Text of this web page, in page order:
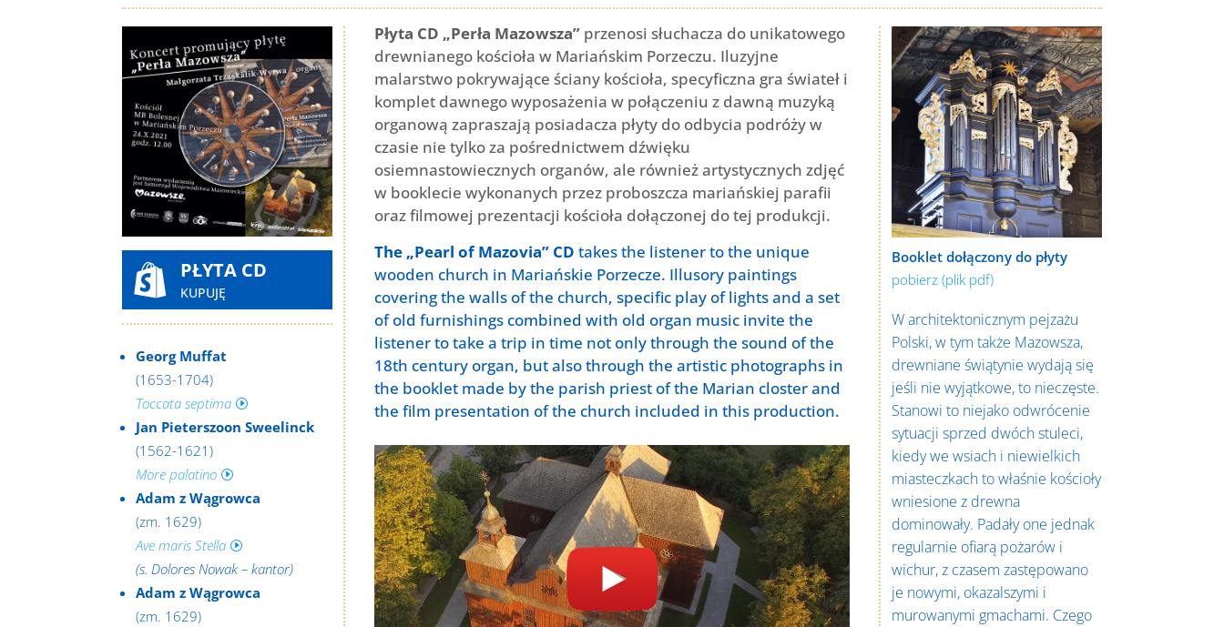
 PŁYTA CD
KUPUJĘ
Georg Muffat
(1653-1704)
Toccata septima I
Jan Pieterszoon Sweelinck
(1562-1621)
More palatino I
Adam z Wągrowca
(zm. 1629)
Ave maris Stella I
(s. Dolores Nowak – kantor)
Adam z Wągrowca
(zm. 1629)
Płyta CD „Perła Mazowsza” przenosi słuchacza do unikatowego
drewnianego kościoła w Mariańskim Porzeczu. Iluzyjne
malarstwo pokrywające ściany kościoła, specyficzna gra świateł i
komplet dawnego wyposażenia w połączeniu z dawną muzyką
organową zapraszają posiadacza płyty do odbycia podróży w
czasie nie tylko za pośrednictwem dźwięku
osiemnastowiecznych organów, ale również artystycznych zdjęć
w booklecie wykonanych przez proboszcza mariańskiej parafii
oraz filmowej prezentacji kościoła dołączonej do tej produkcji.
The „Pearl of Mazovia” CD takes the listener to the unique
wooden church in Mariańskie Porzecze. Illusory paintings
covering the walls of the church, specific play of lights and a set
of old furnishings combined with old organ music invite the
listener to take a trip in time not only through the sound of the
18th century organ, but also through the artistic photographs in
the booklet made by the parish priest of the Marian closter and
the film presentation of the church included in this production.
Booklet dołączony do płyty
pobierz (plik pdf)
W architektonicznym pejzażu
Polski, w tym także Mazowsza,
drewniane świątynie wydają się
jeśli nie wyjątkowe, to nieczęste.
Stanowi to niejako odwrócenie
sytuacji sprzed dwóch stuleci,
kiedy we wsiach i niewielkich
miasteczkach to właśnie kościoły
wniesione z drewna
dominowały. Padały one jednak
regularnie ofiarą pożarów i
wichur, z czasem zastępowano
je nowymi, okazalszymi i
murowanymi gmachami. Czego